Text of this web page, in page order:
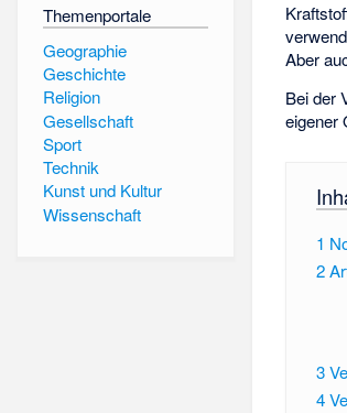
Themenportale
Geographie
Geschichte
Religion
Gesellschaft
Sport
Technik
Kunst und Kultur
Wissenschaft
Aber
Bei der
eigener
1
2
3
4